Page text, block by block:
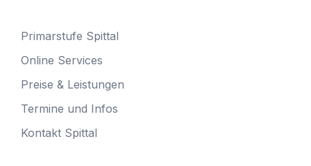
Primarstufe Spittal
Online Services
Preise & Leistungen
Termine und Infos
Kontakt Spittal